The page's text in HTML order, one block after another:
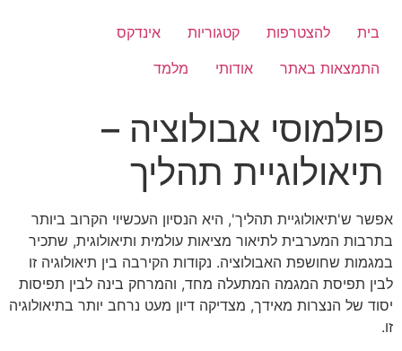
לתוכןבית להצטרפות קטגוריות
אינדקס
התמצאות באתר
אודותי מלמד
פולמוסי אבולוציה –
תיאולוגיית תהליך
אפשר ש'תיאולוגיית תהליך', היא הנסיון העכשיוי הקרוב ביותר
בתרבות המערבית לתיאור מציאות עולמית ותיאולוגית, שתכיר
במגמות שחושפת האבולוציה. נקודות הקירבה בין תיאולוגיה זו
לבין תפיסת המגמה המתעלה מחד, והמרחק בינה לבין תפיסות
יסוד של הנצרות מאידך, מצדיקה דיון מעט נרחב יותר בתיאולוגיה
זו.